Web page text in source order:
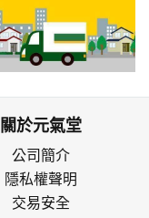
關於元氣堂
公司簡介
隱私權聲明
交易安全